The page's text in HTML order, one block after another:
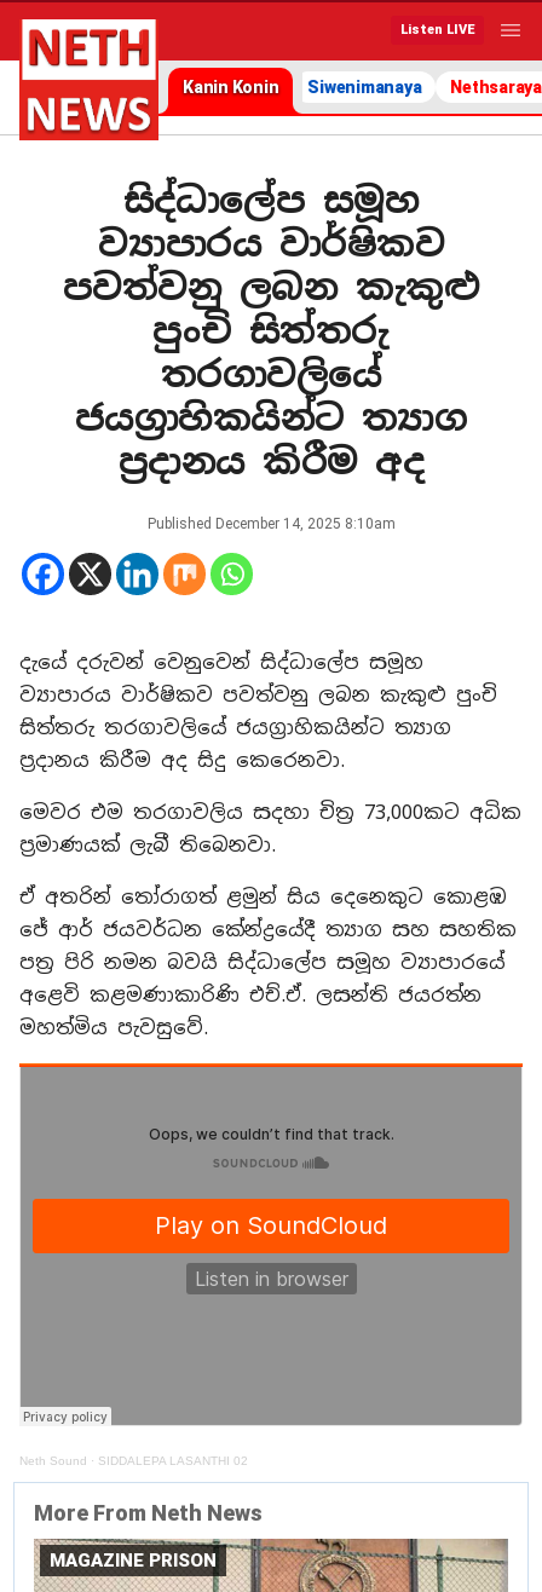
Listen LIVE
Kanin Konin Siwenimanaya Nethsaraya
සිද්ධාලේප සමූහ
ව්‍යාපාරය වාර්ෂිකව
පවත්වනු ලබන කැකුළු
පුංචි සිත්තරු
තරගාවලියේ
ජයග්‍රාහිකයින්ට ත්‍යාග
ප්‍රදානය කිරීම අද
Published December 14, 2025 8:10am
දැයේ දරුවන් වෙනුවෙන් සිද්ධාලේප සමූහ
ව්‍යාපාරය වාර්ෂිකව පවත්වනු ලබන කැකුළු පුංචි
සිත්තරු තරගාවලියේ ජයග්‍රාහිකයින්ට ත්‍යාග
ප්‍රදානය කිරීම අද සිදු කෙරෙනවා.
මෙවර එම තරගාවලිය සදහා චිත්‍ර 73,000කට අධික
ප්‍රමාණයක් ලැබී තිබෙනවා.
ඒ අතරින් තෝරාගත් ළමුන් සිය දෙනෙකුට කොළඹ
ජේ ආර් ජයවර්ධන කේන්ද්‍රයේදී ත්‍යාග සහ සහතික
පත්‍ර පිරි නමන බවයි සිද්ධාලේප සමූහ ව්‍යාපාරයේ
අළෙවි කළමණාකාරිණි එච්.ඒ. ලසන්ති ජයරත්න
මහත්මිය පැවසුවේ.
Neth Sound · SIDDALEPA LASANTHI 02
More From Neth News
MAGAZINE PRISON